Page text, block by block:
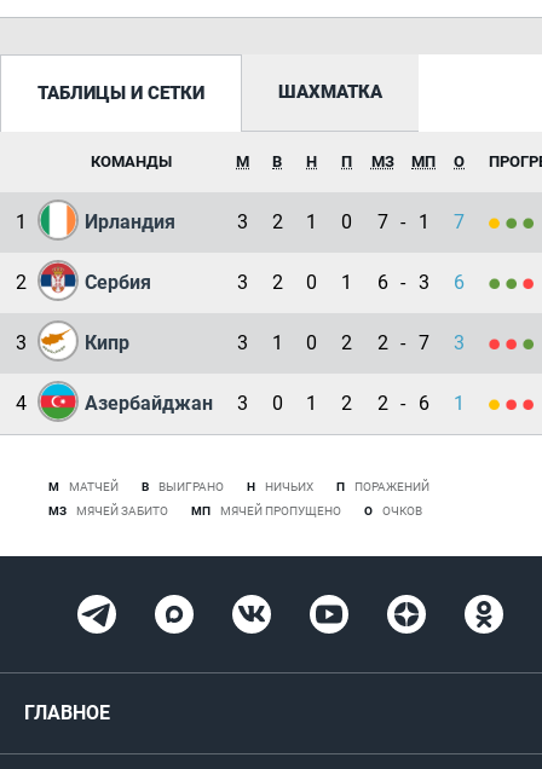
ТАБЛИЦЫ И СЕТКИ ШАХМАТКА
КОМАНДЫ М В Н П МЗ МП О
1 Ирландия 3 2 1 0 7 - 1 7
2 Сербия 3 2 0 1 6 - 3 6
3 Кипр 3 1 0 2 2 - 7 3
4 Азербайджан 3 0 1 2 2 - 6 1
М МАТЧЕЙ В ВЫИГРАНО Н НИЧЬИХ П
ПОРАЖЕНИЙ
МЗ
МЯЧЕЙ ЗАБИТО МП МЯЧЕЙ ПРОПУЩЕНО О ОЧКОВ
ГЛАВНОЕ